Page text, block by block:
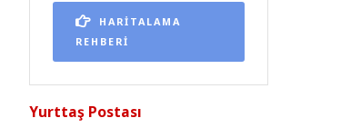
HARİTALAMA
REHBERİ
Yurttaş Postası